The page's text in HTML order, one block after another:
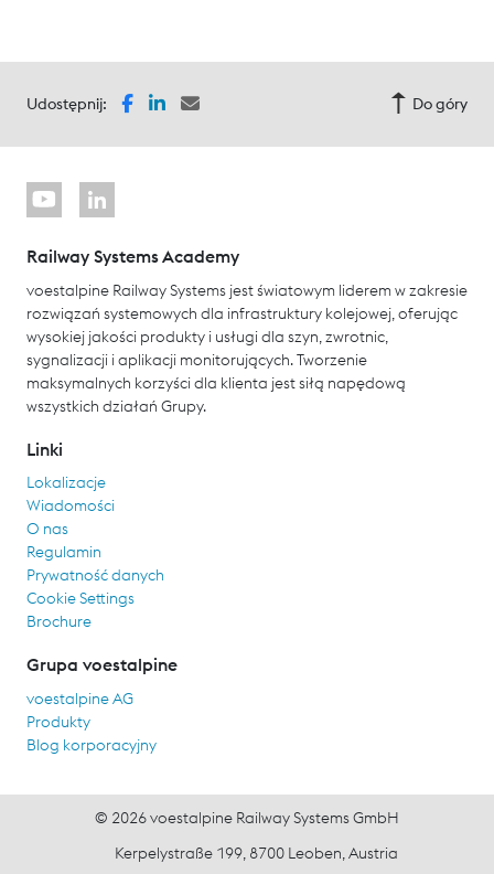
Udostępnij: Do góry
Railway Systems Academy
voestalpine Railway Systems jest światowym liderem w zakresie
rozwiązań systemowych dla infrastruktury kolejowej, oferując
wysokiej jakości produkty i usługi dla szyn, zwrotnic,
sygnalizacji i aplikacji monitorujących. Tworzenie
maksymalnych korzyści dla klienta jest siłą napędową
wszystkich działań Grupy.
Linki
Lokalizacje
Wiadomości
O nas
Regulamin
Prywatność danych
Cookie Settings
Brochure
Grupa voestalpine
voestalpine AG
Produkty
Blog korporacyjny
© 2026 voestalpine Railway Systems GmbH
Kerpelystraße 199, 8700 Leoben, Austria